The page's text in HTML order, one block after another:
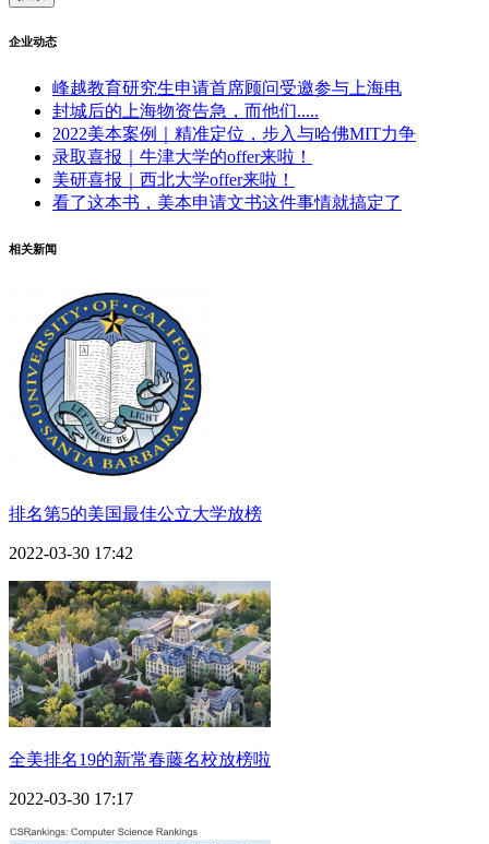
企业动态
峰越教育研究生申请首席顾问受邀参与上海电
封城后的上海物资告急，而他们.....
2022美本案例｜精准定位，步入与哈佛MIT力争
录取喜报｜牛津大学的offer来啦！
美研喜报｜西北大学offer来啦！
看了这本书，美本申请文书这件事情就搞定了
相关新闻
排名第5的美国最佳公立大学放榜
2022-03-30 17:42
全美排名19的新常春藤名校放榜啦
2022-03-30 17:17